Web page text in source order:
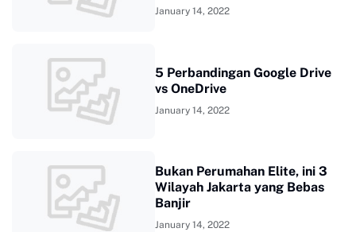
January 14, 2022
5 Perbandingan Google Drive
vs OneDrive
January 14, 2022
Bukan Perumahan Elite, ini 3
Wilayah Jakarta yang Bebas
Banjir
January 14, 2022